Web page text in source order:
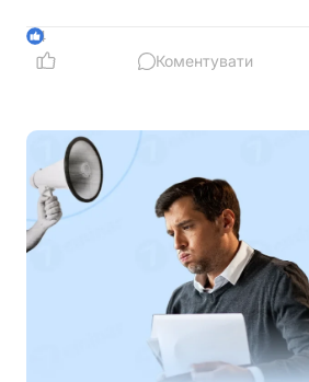
цільового використання
виплату дивідендів та
4
Коментувати